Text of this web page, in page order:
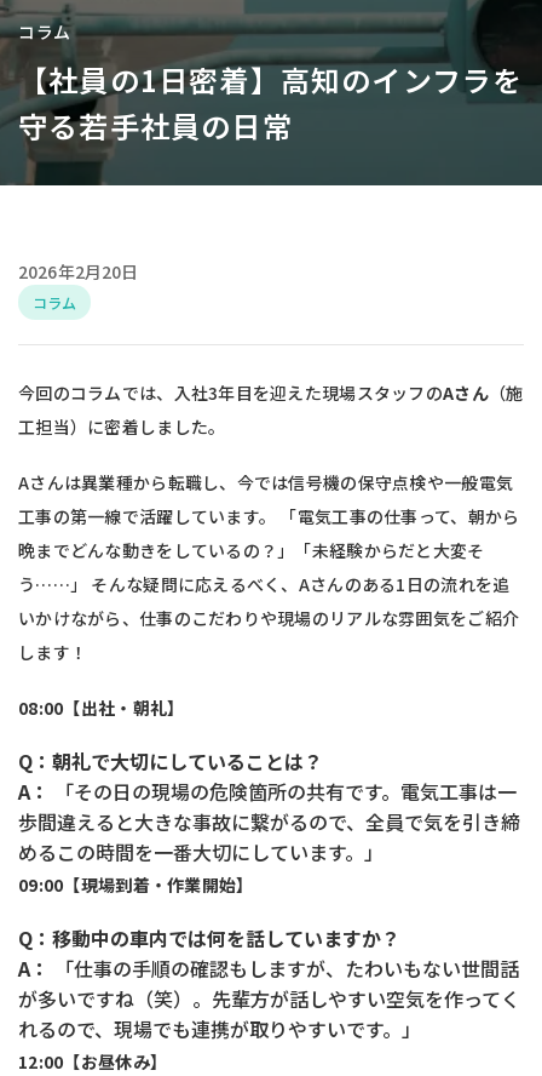
コラム
【社員の1日密着】高知のインフラを
守る若手社員の日常
2026年2月20日
コラム
今回のコラムでは、入社3年目を迎えた現場スタッフのAさん（施
工担当）に密着しました。
Aさんは異業種から転職し、今では信号機の保守点検や一般電気
工事の第一線で活躍しています。 「電気工事の仕事って、朝から
晩までどんな動きをしているの？」「未経験からだと大変そ
う……」 そんな疑問に応えるべく、Aさんのある1日の流れを追
いかけながら、仕事のこだわりや現場のリアルな雰囲気をご紹介
します！
08:00【出社・朝礼】
Q：朝礼で大切にしていることは？
A：
「その日の現場の危険箇所の共有です。電気工事は一
歩間違えると大きな事故に繋がるので、全員で気を引き締
めるこの時間を一番大切にしています。」
09:00【現場到着・作業開始】
Q：移動中の車内では何を話していますか？
A：
「仕事の手順の確認もしますが、たわいもない世間話
が多いですね（笑）。先輩方が話しやすい空気を作ってく
れるので、現場でも連携が取りやすいです。」
12:00【お昼休み】